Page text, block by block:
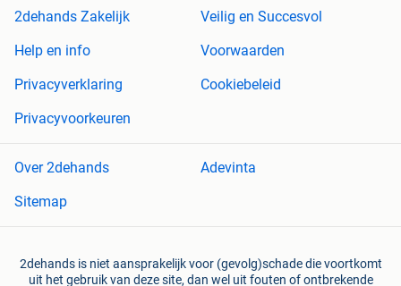
2dehands Zakelijk
Veilig en Succesvol
Help en info
Voorwaarden
Privacyverklaring
Cookiebeleid
Privacyvoorkeuren
Over 2dehands
Adevinta
Sitemap
2dehands is niet aansprakelijk voor (gevolg)schade die voortkomt
uit het gebruik van deze site, dan wel uit fouten of ontbrekende